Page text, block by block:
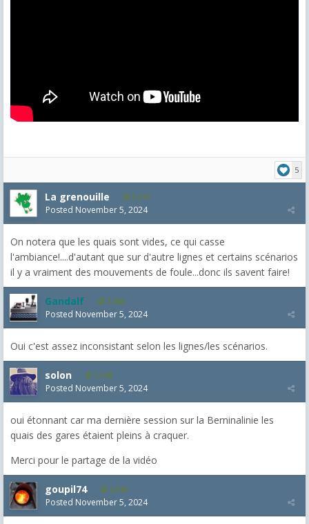
5
La grenouille 3,271
Posted November 5, 2024
On notera que les quais sont vides, ce qui casse
l'ambiance!....d'autant que sur d'autre lignes et certains scénarios
il y a vraiment des mouvements de foule...donc ils savent faire!
Gandalf 2,463
Posted November 5, 2024
Oui c'est assez inconsistant selon les lignes/les scénarios.
solon 1,548
Posted November 5, 2024
oui étonnant car ma dernière session sur la Berninalinie les
quais des gares étaient pleins à craquer.
Merci pour le partage de la vidéo
goupil74 2,545
Posted November 5, 2024